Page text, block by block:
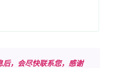
后，会尽快联系您，感谢